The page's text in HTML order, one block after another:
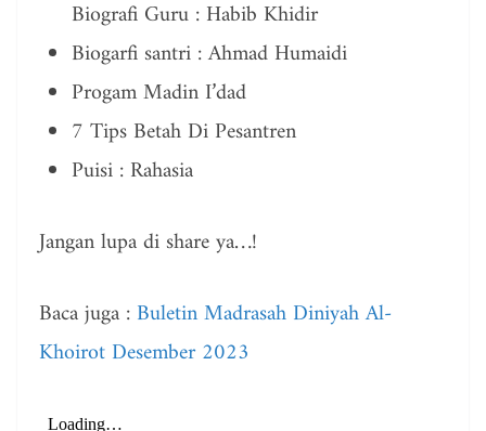
Biografi Guru : Habib Khidir
Biogarfi santri : Ahmad Humaidi
Progam Madin I’dad
7 Tips Betah Di Pesantren
Puisi : Rahasia
Jangan lupa di share ya…!
Baca juga : Buletin Madrasah Diniyah Al-
Khoirot Desember 2023